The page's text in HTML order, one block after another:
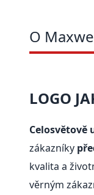
O
LOGO
Celosvětově
zákazníky
kvalita a
věrným